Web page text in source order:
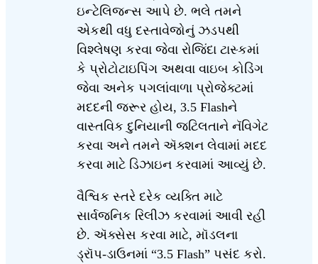
ઇન્ટેલિજન્સ આપે છે. ભલે તમને
એકથી વધુ દસ્તાવેજોનું ઝડપથી
વિશ્લેષણ કરવા જેવા રોજિંદા ટાસ્કમાં
કે પ્રોટોટાઇપિંગ અથવા વાઇબ કોડિંગ
જેવા અનેક પગલાંવાળા પ્રોજેક્ટમાં
મદદની જરૂર હોય, 3.5 Flashને
વાસ્તવિક દુનિયાની જટિલતાને નૅવિગેટ
કરવા અને તમને ઍક્શન લેવામાં મદદ
કરવા માટે ડિઝાઇન કરવામાં આવ્યું છે.
વૈશ્વિક સ્તરે દરેક વ્યક્તિ માટે
સાર્વજનિક રિલીઝ કરવામાં આવી રહી
છે. ઍક્સેસ કરવા માટે, મૉડલના
ડ્રૉપ-ડાઉનમાં “3.5 Flash” પસંદ કરો.